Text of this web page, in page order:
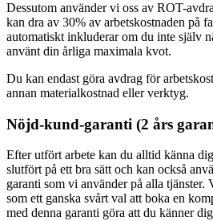
Dessutom använder vi oss av ROT-
kan dra av 30% av arbetskostnaden på
automatiskt inkluderar om du inte själv
använt din årliga maximala kvot.
Du kan endast göra avdrag för
annan materialkostnad eller verktyg.
Nöjd-kund-garanti (2 års
Efter utfört arbete kan du alltid känna
slutfört på ett bra sätt och kan också
garanti som vi använder på alla tjänster.
som ett ganska svårt val att boka en
med denna garanti göra att du känner